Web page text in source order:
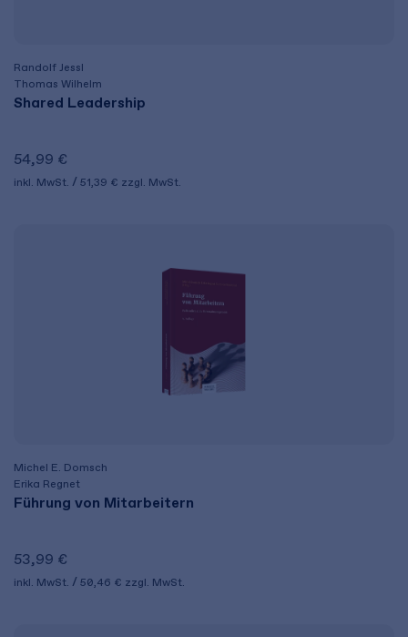
Randolf Jessl
Thomas Wilhelm
Shared Leadership
54,99 €
inkl. MwSt. 51,39 € zzgl. MwSt.
Michel E. Domsch
Erika Regnet
Führung von Mitarbeitern
53,99 €
inkl. MwSt. 50,46 € zzgl. MwSt.